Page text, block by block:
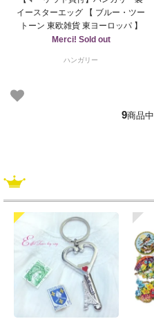
イースターエッグ 【 ブルー・ツー
トーン 東欧雑貨 東ヨーロッパ 】
Merci! Sold out
ハンガリー
9商品中